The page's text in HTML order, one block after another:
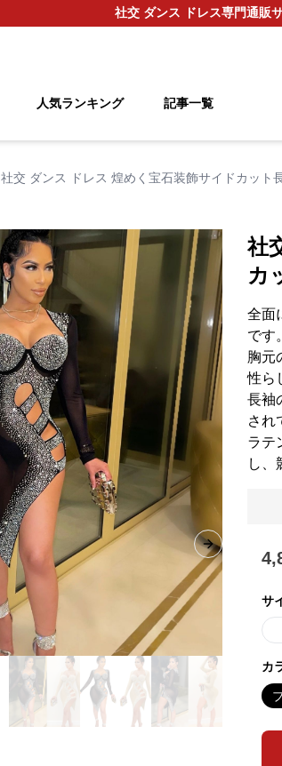
社交 ダンス ドレス専門通販
人気ランキング 記事一覧
社交 ダンス ドレス 煌めく宝石装飾サイドカット
Next slide
社
カ
全面
です。
胸元
性ら
長袖
され
ラテ
し、
サ
カ